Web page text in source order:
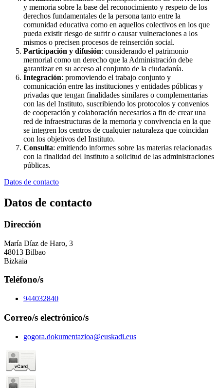
y memoria sobre la base del reconocimiento y respeto de los
derechos fundamentales de la persona tanto entre la
comunidad educativa como en aquellos colectivos en los que
pueda existir riesgo de sufrir o causar vulneraciones a los
mismos o precisen procesos de reinserción social.
Participación y difusión: considerando el patrimonio
memorial como un derecho que la Administración debe
garantizar en su acceso al conjunto de la ciudadanía.
Integración: promoviendo el trabajo conjunto y
comunicación entre las instituciones y entidades públicas y
privadas que tengan finalidades similares o complementarias
con las del Instituto, suscribiendo los protocolos y convenios
de cooperación y colaboración necesarios a fin de crear una
red de infraestructuras de la memoria y convivencia en la que
se integren los centros de cualquier naturaleza que coincidan
con los objetivos del Instituto.
Consulta: emitiendo informes sobre las materias relacionadas
con la finalidad del Instituto a solicitud de las administraciones
públicas.
Datos de contacto
Datos de contacto
Dirección
María Díaz de Haro, 3
48013 Bilbao
Bizkaia
Teléfono/s
944032840
Correo/s electrónico/s
gogora.dokumentazioa@euskadi.eus